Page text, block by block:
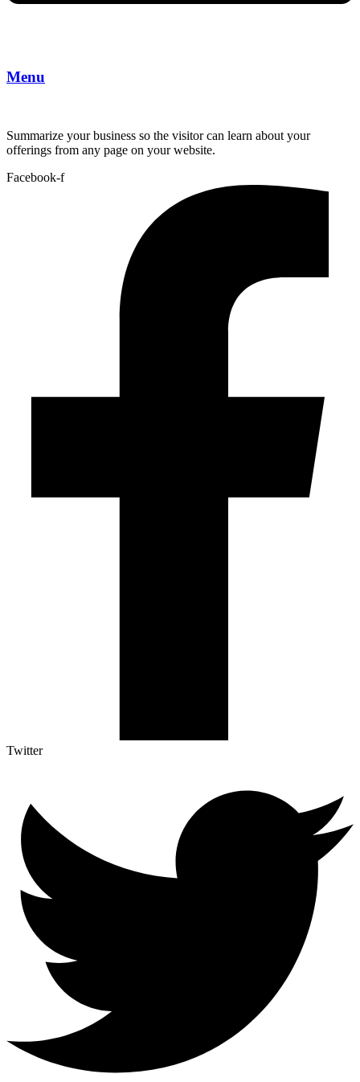
Menu
Summarize your business so the visitor can learn about your
offerings from any page on your website.
Facebook-f
Twitter